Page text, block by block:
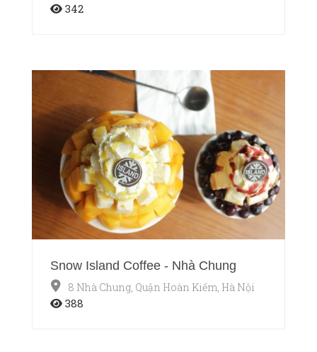
342
Snow Island Coffee - Nhà Chung
8 Nhà Chung, Quận Hoàn Kiếm, Hà Nội
388